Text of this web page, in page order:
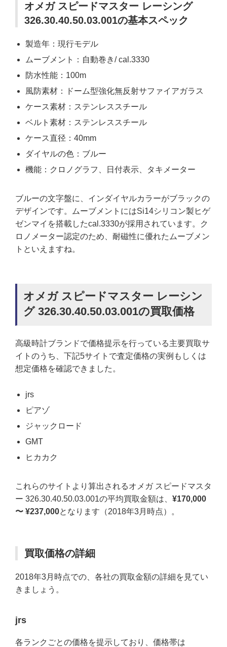
オメガ スピードマスター レーシング
326.30.40.50.03.001の基本スペック
製造年：現行モデル
ムーブメント：自動巻き/ cal.3330
防水性能：100m
風防素材：ドーム型強化無反射サファイアガラス
ケース素材：ステンレススチール
ベルト素材：ステンレススチール
ケース直径：40mm
ダイヤルの色：ブルー
機能：クロノグラフ、日付表示、タキメーター
ブルーの文字盤に、インダイヤルカラーがブラックの
デザインです。ムーブメントにはSi14シリコン製ヒゲ
ゼンマイを搭載したcal.3330が採用されています。ク
ロノメーター認定のため、耐磁性に優れたムーブメン
トといえますね。
オメガ スピードマスター レーシン
グ 326.30.40.50.03.001の買取価格
高級時計ブランドで価格提示を行っている主要買取サ
イトのうち、下記5サイトで査定価格の実例もしくは
想定価格を確認できました。
jrs
ピアゾ
ジャックロード
GMT
ヒカカク
これらのサイトより算出されるオメガ スピードマスタ
ー 326.30.40.50.03.001の平均買取金額は、 ¥170,000
〜 ¥237,000となります（2018年3月時点）。
買取価格の詳細
2018年3月時点での、各社の買取金額の詳細を見てい
きましょう。
jrs
各ランクごとの価格を提示しており、価格帯は